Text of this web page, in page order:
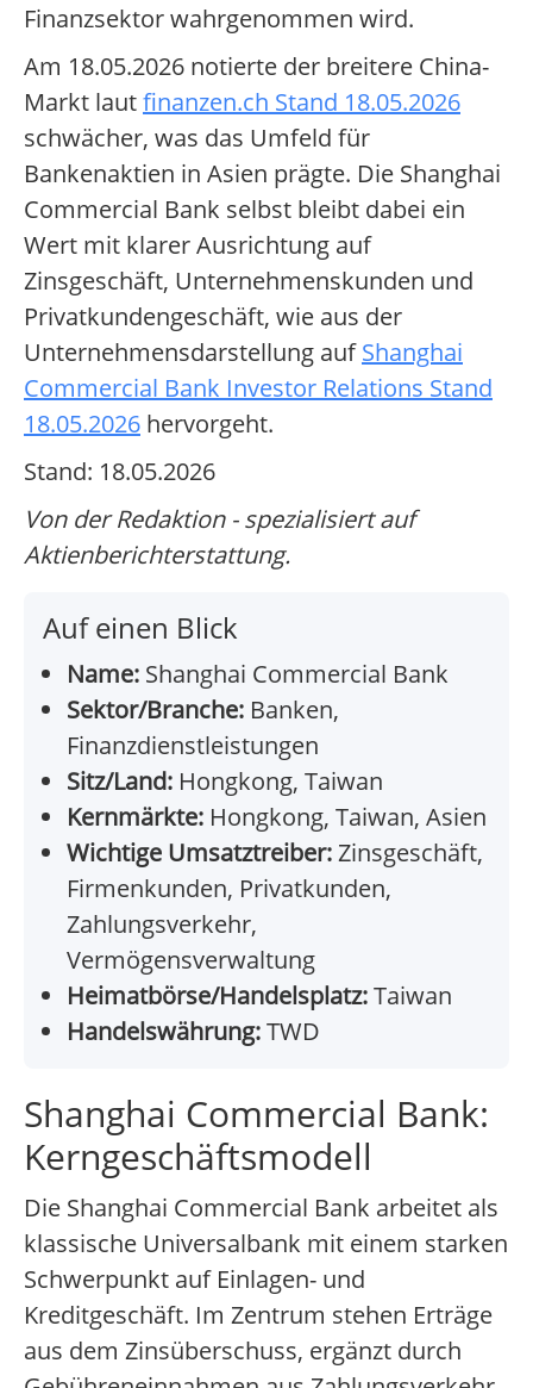
Finanzsektor wahrgenommen wird.
Am 18.05.2026 notierte der breitere China-
Markt lautfinanzen.ch Stand 18.05.2026
schwächer, was das Umfeld für
Bankenaktien in Asien prägte. Die Shanghai
Commercial Bank selbst bleibt dabei ein
Wert mit klarer Ausrichtung auf
Zinsgeschäft, Unternehmenskunden und
Privatkundengeschäft, wie aus der
Unternehmensdarstellung aufShanghai
Commercial Bank Investor Relations Stand
18.05.2026 hervorgeht.
Stand: 18.05.2026
Von der Redaktion - spezialisiert auf
Aktienberichterstattung.
Auf einen Blick
Name: Shanghai Commercial Bank
Sektor/Branche: Banken,
Finanzdienstleistungen
Sitz/Land: Hongkong, Taiwan
Kernmärkte: Hongkong, Taiwan, Asien
Wichtige Umsatztreiber:Zinsgeschäft,
Firmenkunden, Privatkunden,
Zahlungsverkehr,
Vermögensverwaltung
Heimatbörse/Handelsplatz:Taiwan
Handelswährung:TWD
Shanghai Commercial Bank:
Kerngeschäftsmodell
Die Shanghai Commercial Bank arbeitet als
klassische Universalbank mit einem starken
Schwerpunkt auf Einlagen- und
Kreditgeschäft. Im Zentrum stehen Erträge
aus dem Zinsüberschuss, ergänzt durch